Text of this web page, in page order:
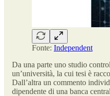
Fonte: Independent
Da una parte uno studio
un’università, la cui tesi è
Dall’altra un commento
dipendente di una banca